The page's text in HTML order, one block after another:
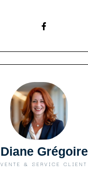
Diane Grégoire
VENTE & SERVICE CLIENT